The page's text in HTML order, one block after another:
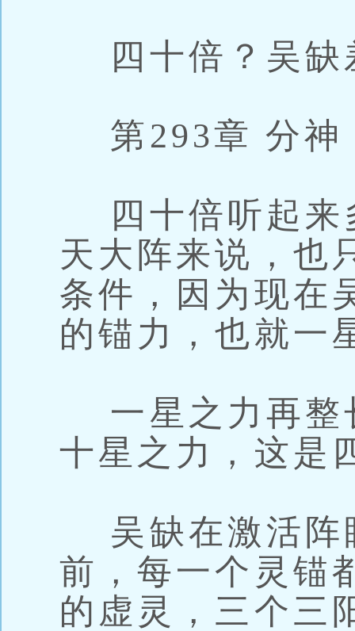
四十倍？吴缺
第293章 分神
四十倍听起来
天大阵来说，也
条件，因为现在
的锚力，也就一
一星之力再整
十星之力，这是
吴缺在激活阵
前，每一个灵锚
的虚灵，三个三